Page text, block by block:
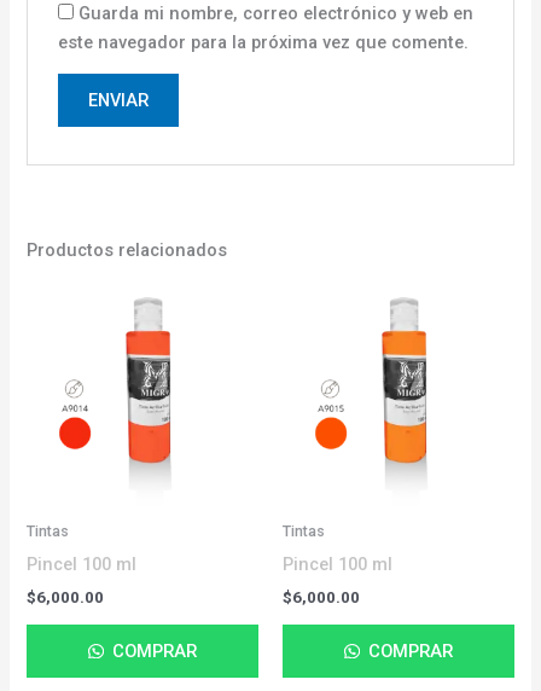
Guarda mi nombre, correo electrónico y web en
este navegador para la próxima vez que comente.
Productos relacionados
Tintas
Pincel 100 ml
$6,000.00
COMPRAR
Tintas
Pincel 100 ml
$6,000.00
COMPRAR